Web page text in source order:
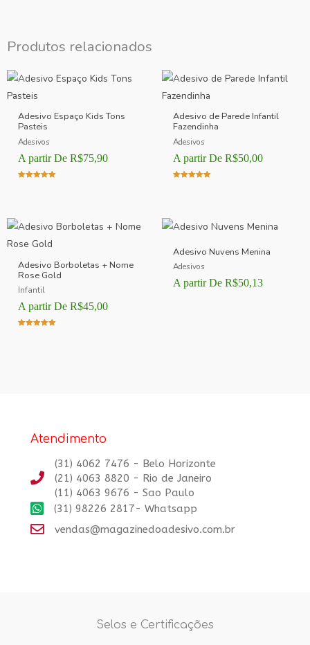
Produtos relacionados
Adesivo Espaço Kids Tons
Pasteis
Adesivos
A partir De R$75,90
Adesivo de Parede Infantil
Fazendinha
Adesivos
A partir De R$50,00
Adesivo Borboletas + Nome
Rose Gold
Infantil
A partir De R$45,00
Adesivo Nuvens Menina
Adesivos
A partir De R$50,13
Atendimento
(31) 4062 7476 - Belo Horizonte
(21) 4063 8820 - Rio de Janeiro
(11) 4063 9676 - Sao Paulo
(31) 98226 2817- Whatsapp
vendas@magazinedoadesivo.com.br
Selos e Certificações